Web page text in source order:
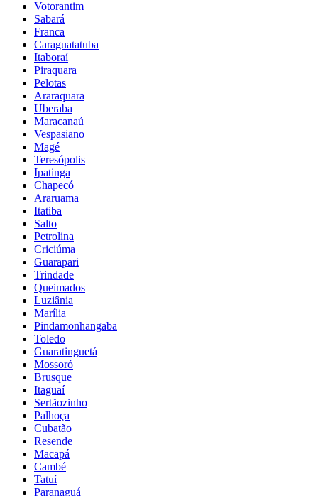
Votorantim
Sabará
Franca
Caraguatatuba
Itaboraí
Piraquara
Pelotas
Araraquara
Uberaba
Maracanaú
Vespasiano
Magé
Teresópolis
Ipatinga
Chapecó
Araruama
Itatiba
Salto
Petrolina
Criciúma
Guarapari
Trindade
Queimados
Luziânia
Marília
Pindamonhangaba
Toledo
Guaratinguetá
Mossoró
Brusque
Itaguaí
Sertãozinho
Palhoça
Cubatão
Resende
Macapá
Cambé
Tatuí
Paranaguá